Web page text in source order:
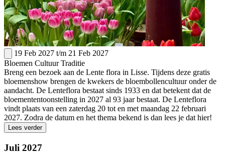
19 Feb 2027 t/m 21 Feb 2027
Bloemen Cultuur Traditie
Breng een bezoek aan de Lente flora in Lisse. Tijdens deze gratis
bloemenshow brengen de kwekers de bloembollencultuur onder de
aandacht. De Lenteflora bestaat sinds 1933 en dat betekent dat de
bloemententoonstelling in 2027 al 93 jaar bestaat. De Lenteflora
vindt plaats van een zaterdag 20 tot en met maandag 22 februari
2027. Zodra de datum en het thema bekend is dan lees je dat hier!
Lees verder
Juli 2027